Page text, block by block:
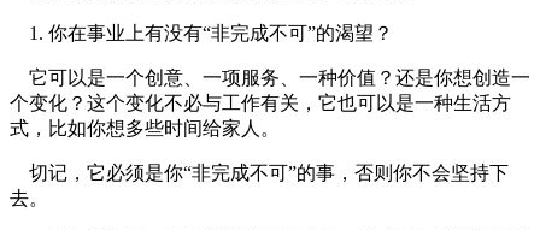
1. 你在事业上有没有“非完成不可”的渴望？
它可以是一个创意、一项服务、一种价值？还是你想创造一
个变化？这个变化不必与工作有关，它也可以是一种生活方
式，比如你想多些时间给家人。
切记，它必须是你“非完成不可”的事，否则你不会坚持下
去。